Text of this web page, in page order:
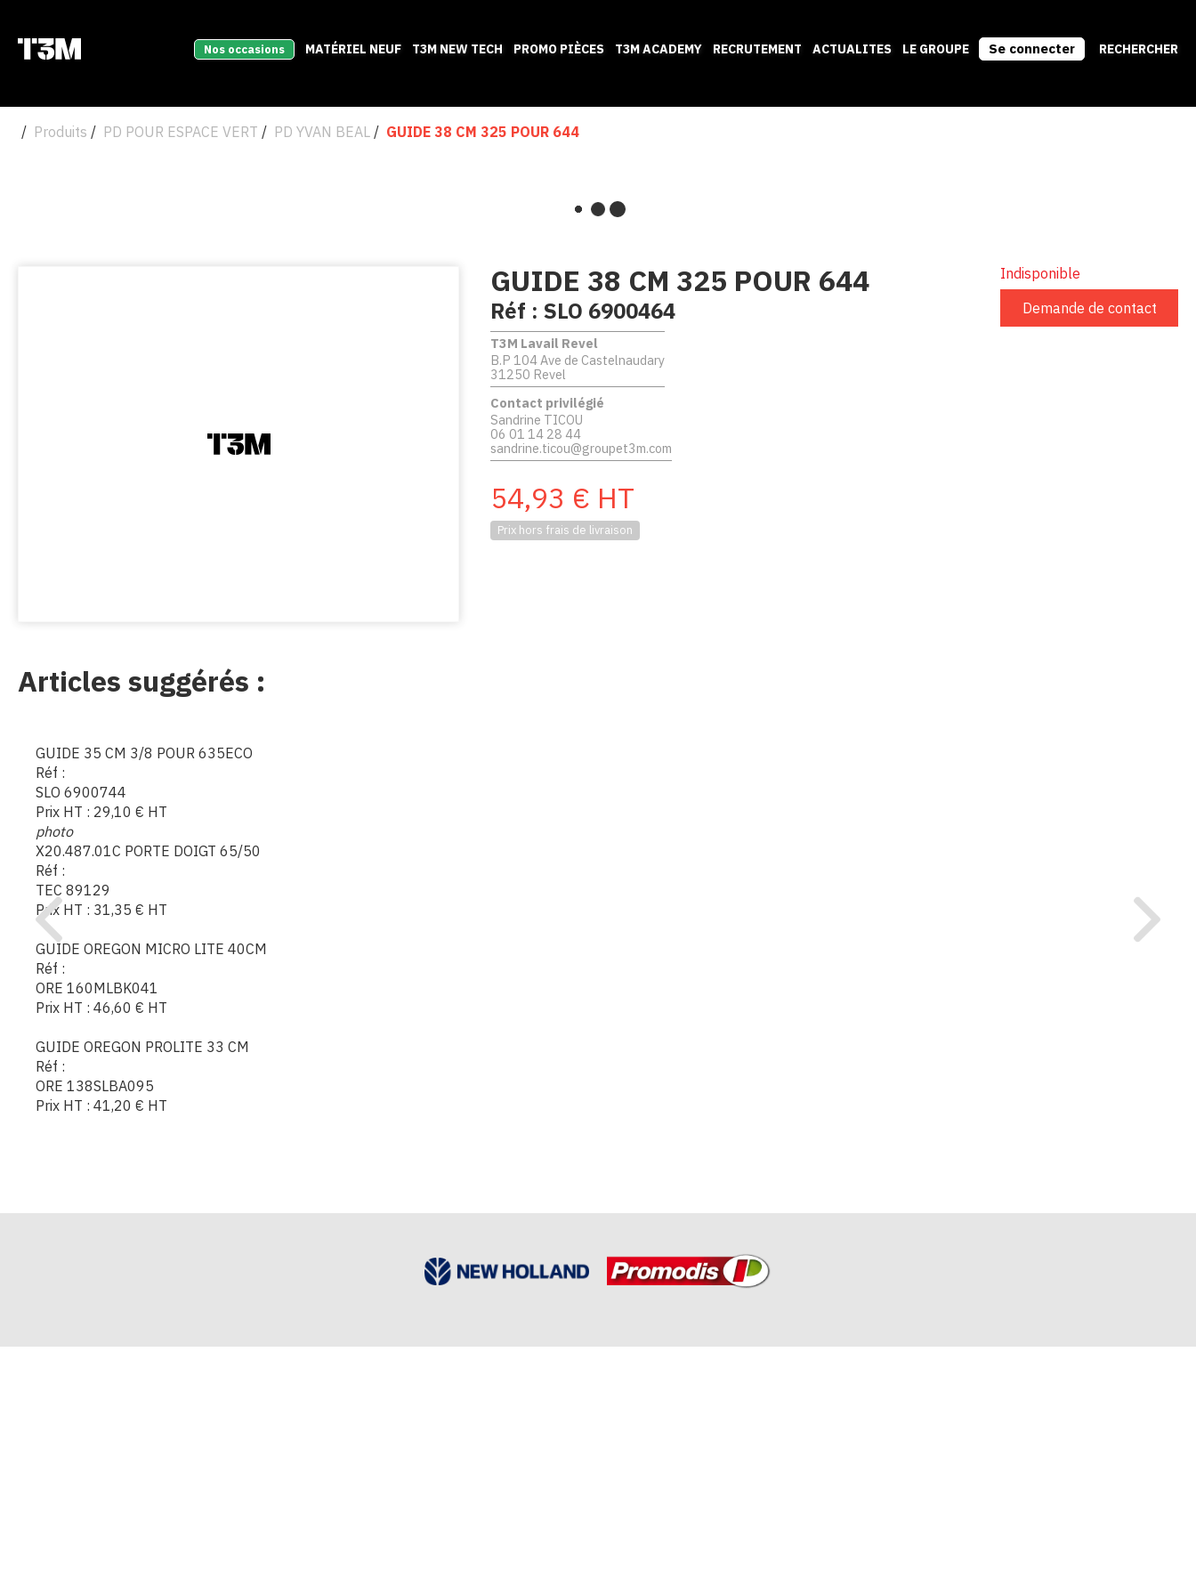
Nos occasions MATÉRIEL NEUF T3M NEW TECH PROMO PIÈCES T3M ACADEMY RECRUTEMENT ACTUALITES LE GROUPE Se connecter RECHERCHER
Produits PD POUR ESPACE VERT PD YVAN BEAL GUIDE 38 CM 325 POUR 644
GUIDE 38 CM 325 POUR 644
Réf : SLO 6900464
T3M Lavail Revel
B.P 104 Ave de Castelnaudary
31250 Revel
Contact privilégié
Sandrine TICOU
06 01 14 28 44
sandrine.ticou@groupet3m.com
54,93 € HT
Prix hors frais de livraison
Indisponible
Demande de contact
Articles suggérés :
GUIDE 35 CM 3/8 POUR 635ECO
Réf :
SLO 6900744
Prix HT : 29,10 € HT
photo
X20.487.01C PORTE DOIGT 65/50
Réf :
TEC 89129
Prix HT : 31,35 € HT
GUIDE OREGON MICRO LITE 40CM
Réf :
ORE 160MLBK041
Prix HT : 46,60 € HT
GUIDE OREGON PROLITE 33 CM
Réf :
ORE 138SLBA095
Prix HT : 41,20 € HT